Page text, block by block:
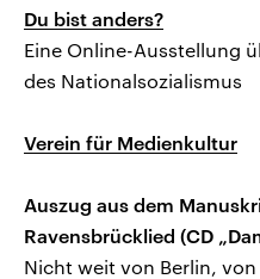
Du bist anders?
Eine Online-Ausstellung
des Nationalsozialismus
Verein für Medienkultur
Auszug aus dem
Ravensbrücklied (CD
Nicht weit von Berlin,